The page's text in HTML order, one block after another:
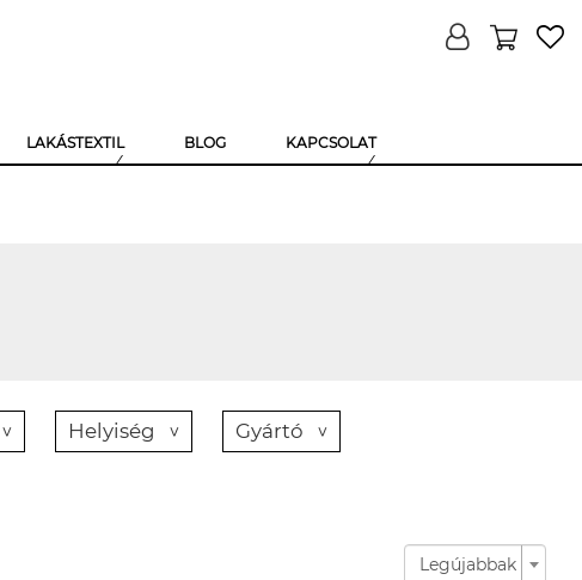
LAKÁSTEXTIL BLOG KAPCSOLAT
Helyiség Gyártó
Legújabbak